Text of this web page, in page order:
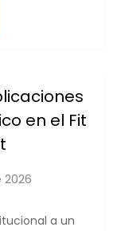
en el Fit
a un